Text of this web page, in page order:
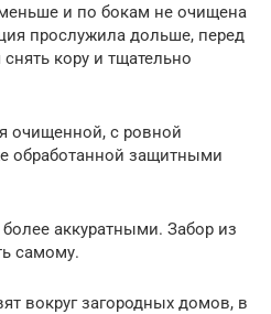
и по бокам не очищена
прослужила дольше, перед
кору и тщательно
очищенной, с ровной
обработанной защитными
аккуратными. Забор из
самому.
вокруг загородных домов, в